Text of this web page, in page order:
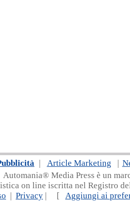
| Article Marketing |
Media Press è un
on line iscritta nel Registro
| Privacy | [ Aggiungi ai